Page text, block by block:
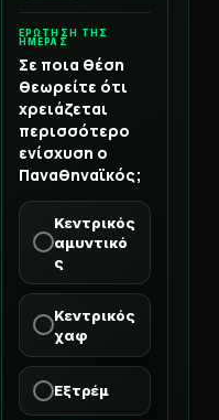
ΕΡΩΤΗΣΗ ΤΗΣ
ΗΜΕΡΑΣ
Σε ποια θέση
θεωρείτε ότι
χρειάζεται
περισσότερο
ενίσχυση ο
Παναθηναϊκός;
Κεντρικός
αμυντικό
ς
Κεντρικός
χαφ
Εξτρέμ